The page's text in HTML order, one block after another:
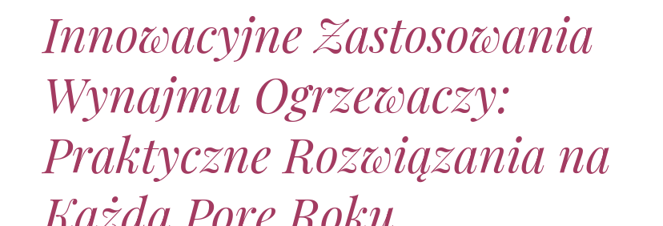
Innowacyjne Zastosowania
Wynajmu Ogrzewaczy:
Praktyczne Rozwiązania na
Każdą Porę Roku